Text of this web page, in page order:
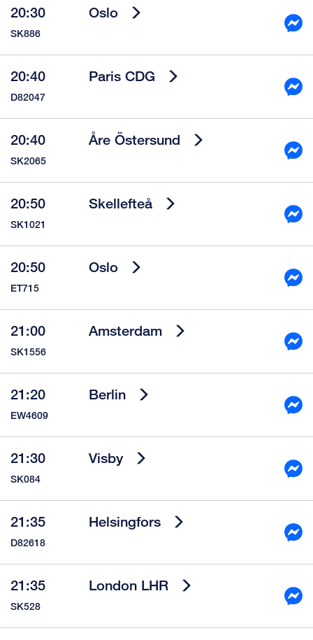
20:30 Oslo
SK886
20:40 Paris CDG
D82047
20:40 Åre Östersund
SK2065
20:50 Skellefteå
SK1021
20:50 Oslo
ET715
21:00 Amsterdam
SK1556
21:20 Berlin
EW4609
21:30 Visby
SK084
21:35 Helsingfors
D82618
21:35 London LHR
SK528